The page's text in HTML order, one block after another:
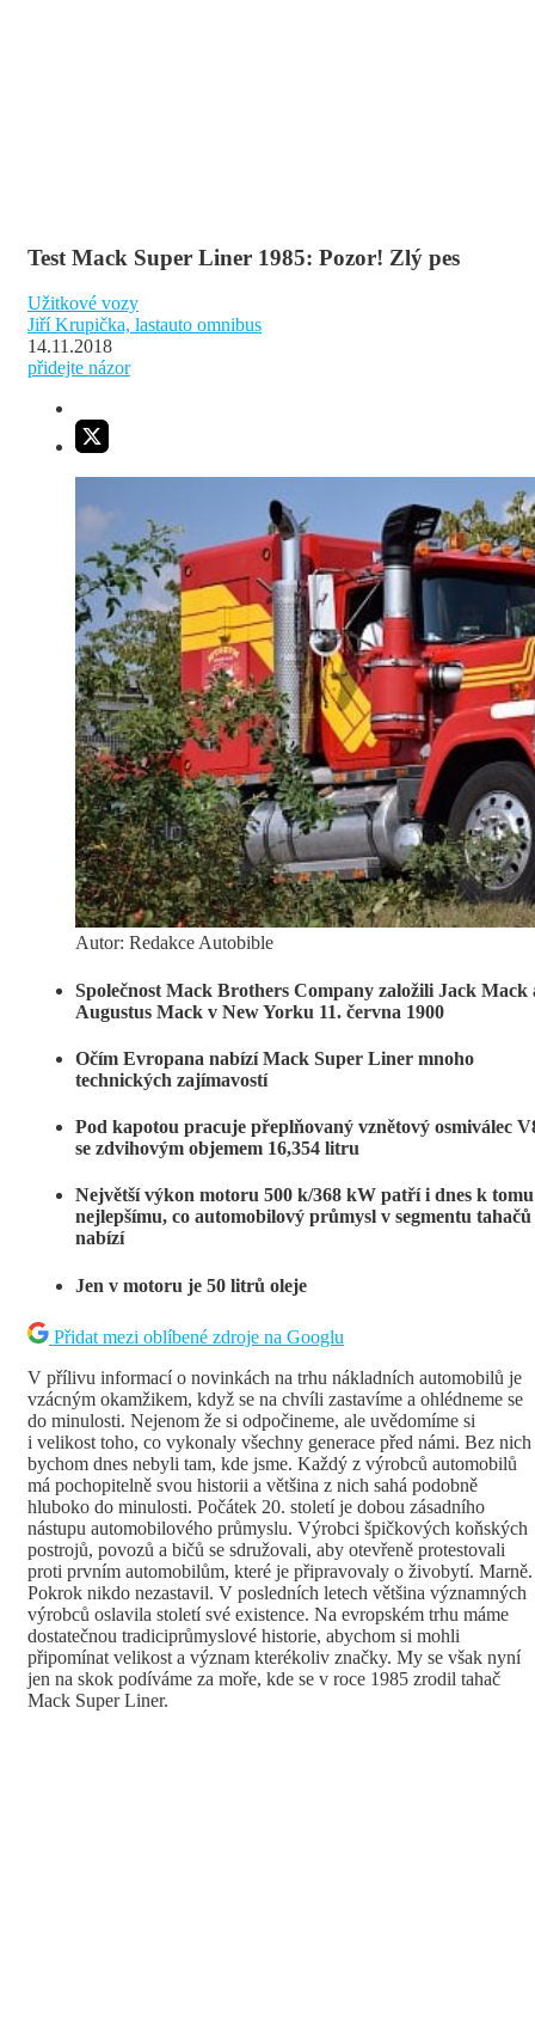
Test Mack Super Liner 1985: Pozor! Zlý pes
Užitkové vozy
Jiří Krupička, lastauto omnibus
14.11.2018
přidejte názor
Autor: Redakce Autobible
Společnost Mack Brothers Company založili Jack Mack
Augustus Mack v New Yorku 11. června 1900
Očím Evropana nabízí Mack Super Liner mnoho
technických zajímavostí
Pod kapotou pracuje přeplňovaný vznětový osmiválec
se zdvihovým objemem 16,354 litru
Největší výkon motoru 500 k/368 kW patří i dnes k tomu
nejlepšímu, co automobilový průmysl v segmentu tahačů
nabízí
Jen v motoru je 50 litrů oleje
Přidat mezi oblíbené zdroje na Googlu
V přílivu informací o novinkách na trhu nákladních automobilů je
vzácným okamžikem, když se na chvíli zastavíme a ohlédneme se
do minulosti. Nejenom že si odpočineme, ale uvědomíme si
i velikost toho, co vykonaly všechny generace před námi. Bez nich
bychom dnes nebyli tam, kde jsme. Každý z výrobců automobilů
má pochopitelně svou historii a většina z nich sahá podobně
hluboko do minulosti. Počátek 20. století je dobou zásadního
nástupu automobilového průmyslu. Výrobci špičkových koňských
postrojů, povozů a bičů se sdružovali, aby otevřeně protestovali
proti prvním automobilům, které je připravovaly o živobytí. Marně.
Pokrok nikdo nezastavil. V posledních letech většina významných
výrobců oslavila století své existence. Na evropském trhu máme
dostatečnou tradiciprůmyslové historie, abychom si mohli
připomínat velikost a význam kterékoliv značky. My se však nyní
jen na skok podíváme za moře, kde se v roce 1985 zrodil tahač
Mack Super Liner.